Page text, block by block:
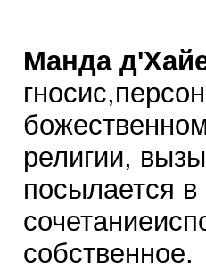
Манда
религии,
посылается
собственное.